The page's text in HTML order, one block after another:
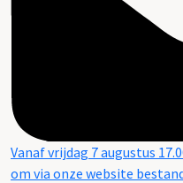
Vanaf vrijdag 7 augustus
om via onze website